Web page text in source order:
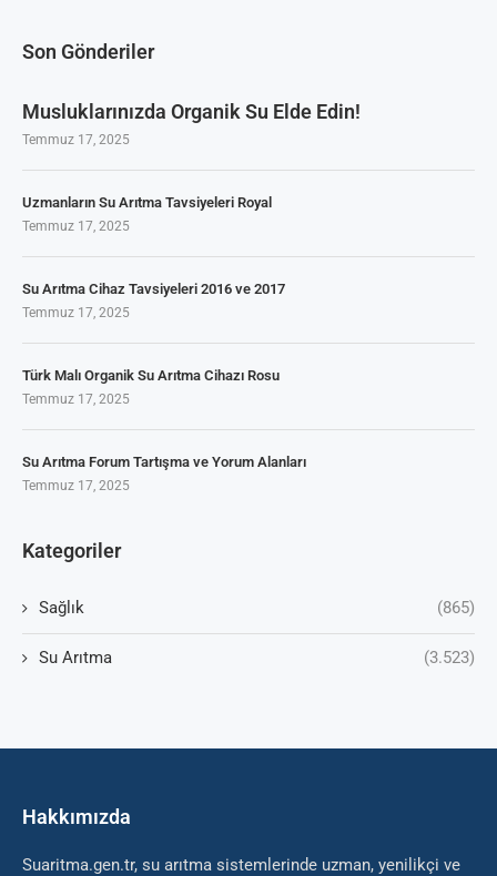
Son Gönderiler
Musluklarınızda Organik Su Elde Edin!
Temmuz 17, 2025
Uzmanların Su Arıtma Tavsiyeleri Royal
Temmuz 17, 2025
Su Arıtma Cihaz Tavsiyeleri 2016 ve 2017
Temmuz 17, 2025
Türk Malı Organik Su Arıtma Cihazı Rosu
Temmuz 17, 2025
Su Arıtma Forum Tartışma ve Yorum Alanları
Temmuz 17, 2025
Kategoriler
Sağlık (865)
Su Arıtma (3.523)
Hakkımızda
Suaritma.gen.tr, su arıtma sistemlerinde uzman, yenilikçi ve